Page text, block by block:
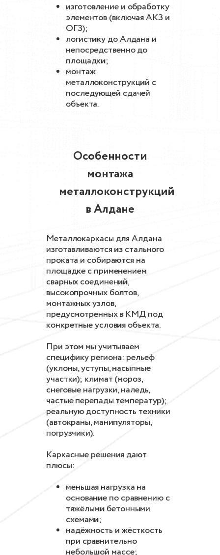
изготовление и обработку
элементов (включая АКЗ и
ОГЗ);
логистику до Алдана и
непосредственно до
площадки;
монтаж
металлоконструкций с
последующей сдачей
объекта.
Особенности
монтажа
металлоконструкций
в Алдане
Металлокаркасы для Алдана
изготавливаются из стального
проката и собираются на
площадке с применением
сварных соединений,
высокопрочных болтов,
монтажных узлов,
предусмотренных в КМД под
конкретные условия объекта.
При этом мы учитываем
специфику региона: рельеф
(уклоны, уступы, насыпные
участки); климат (мороз,
снеговые нагрузки, наледь,
частые перепады температур);
реальную доступность техники
(автокраны, манипуляторы,
погрузчики).
Каркасные решения дают
плюсы:
меньшая нагрузка на
основание по сравнению с
тяжёлыми бетонными
схемами;
надёжность и жёсткость
при сравнительно
небольшой массе;